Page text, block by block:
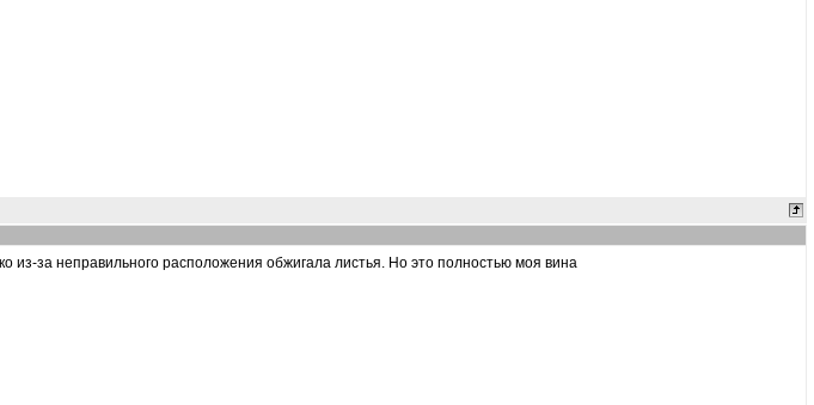
из-за неправильного расположения обжигала листья. Но это полностью моя вина